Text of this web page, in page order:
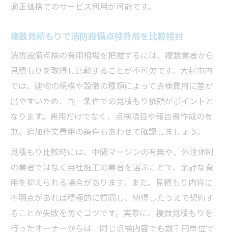
適正価格でのサービス利用が可能です。
複数見積もりで消防設備点検費用を比較検討
消防設備点検の費用相場を把握するには、複数業者から
見積もりを取得し比較することが不可欠です。大村市内
では、建物の規模や設備の種類によって点検費用に差が
出やすいため、同一条件での見積もり依頼がポイントと
なります。費用だけでなく、点検項目や報告書作成の有
無、追加作業費用の条件もあわせて確認しましょう。
見積もり比較時には、中間マージンの有無や、外注体制
の業者ではなく自社施工の業者を選ぶことで、余計な費
用を抑えられる場合があります。また、見積もり内容に
不明点があれば積極的に質問し、納得したうえで契約す
ることが失敗を防ぐコツです。実際に、複数見積もりを
行ったオーナーからは「同じ点検内容でも数千円単位で